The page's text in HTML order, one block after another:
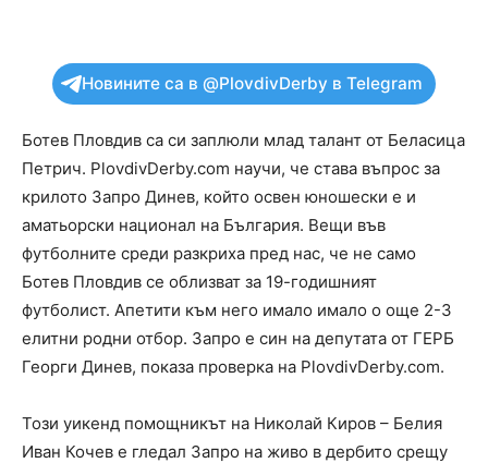
Новините са в @PlovdivDerby в Telegram
Ботев Пловдив са си заплюли млад талант от Беласица
Петрич. PlovdivDerby.com научи, че става въпрос за
крилото Запро Динев, който освен юношески е и
аматьорски национал на България. Вещи във
футболните среди разкриха пред нас, че не само
Ботев Пловдив се облизват за 19-годишният
футболист. Апетити към него имало имало о още 2-3
елитни родни отбор. Запро е син на депутата от ГЕРБ
Георги Динев, показа проверка на PlovdivDerby.com.
Този уикенд помощникът на Николай Киров – Белия
Иван Кочев е гледал Запро на живо в дербито срещу